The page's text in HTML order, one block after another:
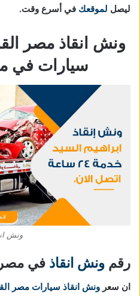
ليصل لموقعك في أسرع وقت.
ونش انقاذ مصر
سيارات في
ونش
رقم ونش انقاذ في مصر
ان سعر ونش انقاذ سيارات مصر